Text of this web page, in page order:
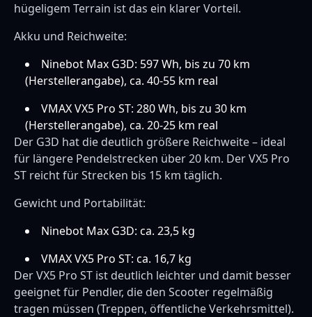
hügeligem Terrain ist das ein klarer Vorteil.
Akku und Reichweite:
Ninebot Max G3D: 597 Wh, bis zu 70 km
(Herstellerangabe), ca. 40-55 km real
VMAX VX5 Pro ST: 280 Wh, bis zu 30 km
(Herstellerangabe), ca. 20-25 km real
Der G3D hat die deutlich größere Reichweite – ideal
für längere Pendelstrecken über 20 km. Der VX5 Pro
ST reicht für Strecken bis 15 km täglich.
Gewicht und Portabilität:
Ninebot Max G3D: ca. 23,5 kg
VMAX VX5 Pro ST: ca. 16,7 kg
Der VX5 Pro ST ist deutlich leichter und damit besser
geeignet für Pendler, die den Scooter regelmäßig
tragen müssen (Treppen, öffentliche Verkehrsmittel).